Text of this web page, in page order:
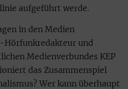
aufgeführt werde.
in den Medien
und
Medienverbundes KEP
das Zusammenspiel
Wer kann überhaupt